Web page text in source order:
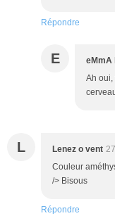
Répondre
E eMmA
Ah oui,
L Lenez o vent
Couleur
/> Bisous
Répondre